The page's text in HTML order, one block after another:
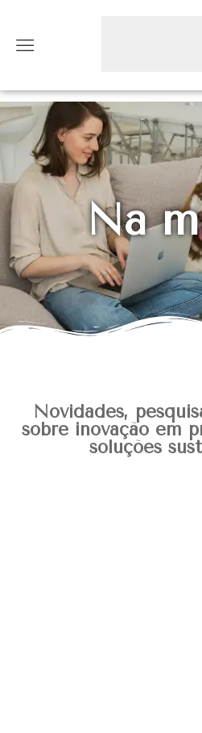
Na
Novidades,
sobre inovação em
soluções